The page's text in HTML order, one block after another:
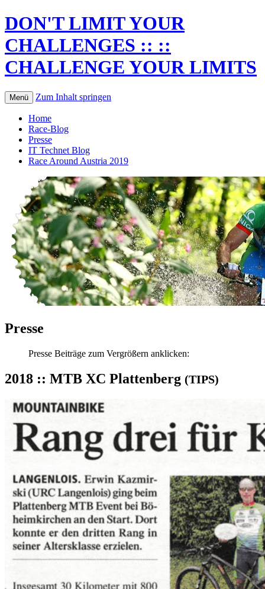
DON'T LIMIT YOUR
CHALLENGES :: ::
CHALLENGE YOUR LIMITS
Menü Zum Inhalt springen
Home
Race-Blog
Presse
IT Technet Blog
Race Around Austria 2019
Presse
Presse Beiträge zum Vergrößern anklicken:
2018 :: MTB XC Plattenberg (TIPS)